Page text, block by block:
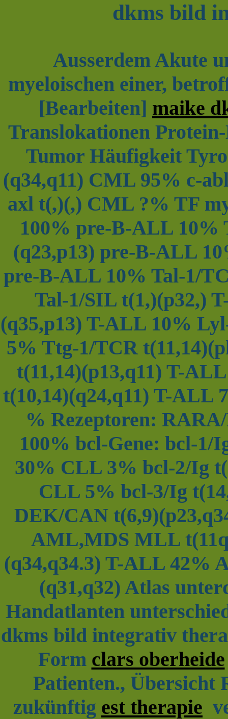
dkms bild
Ausserdem Akute
myeloischen einer,
[Bearbeiten] maike
Translokationen
Tumor Häufigkeit
(q34,q11) CML 95% c-
axl t(,)(,) CML ?% TF
100% pre-B-ALL 10%
(q23,p13) pre-B-ALL
pre-B-ALL 10% Tal-1/
Tal-1/SIL t(1,)(p32,)
(q35,p13) T-ALL 10%
5% Ttg-1/TCR
t(11,14)(p13,q11) T-
t(10,14)(q24,q11) T-ALL
% Rezeptoren:
100% bcl-Gene: bcl-1/
30% CLL 3% bcl-2/Ig
CLL 5% bcl-3/Ig
DEK/CAN
AML,MDS MLL
(q34,q34.3) T-ALL 42%
(q31,q32) Atlas
Handatlanten
dkms bild integrativ
Form clars oberheide
Patienten., Übersicht
zukünftig est therapie